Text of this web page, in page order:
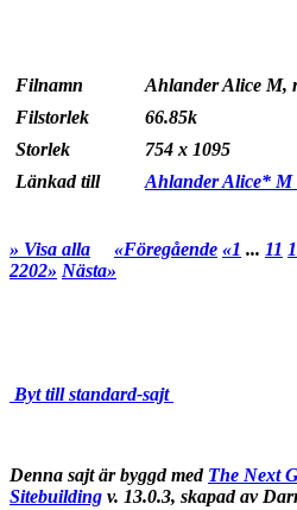
Filnamn
Ahlander Alice M,
Filstorlek
66.85k
Storlek
754 x 1095
Länkad till
Ahlander Alice* M
» Visa alla «Föregående «1 ... 11
2202» Nästa»
Byt till standard-sajt
Denna sajt är byggd med The Next
Sitebuilding v. 13.0.3, skapad av